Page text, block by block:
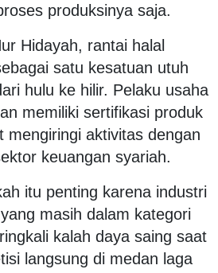
produksinya saja.
Hidayah, rantai halal
satu kesatuan utuh
hulu ke hilir. Pelaku usaha
memiliki sertifikasi produk
mengiringi aktivitas dengan
keuangan syariah.
itu penting karena industri
masih dalam kategori
kalah daya saing saat
langsung di medan laga